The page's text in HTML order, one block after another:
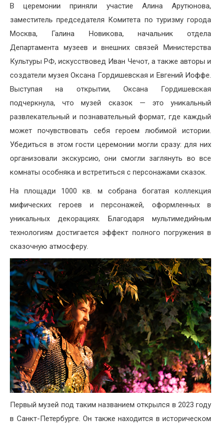
В церемонии приняли участие Алина Арутюнова,
заместитель председателя Комитета по туризму города
Москва, Галина Новикова, начальник отдела
Департамента музеев и внешних связей Министерства
Культуры РФ, искусствовед Иван Чечот, а также авторы и
создатели музея Оксана Гордишевская и Евгений Иоффе.
Выступая на открытии, Оксана Гордишевская
подчеркнула, что музей сказок — это уникальный
развлекательный и познавательный формат, где каждый
может почувствовать себя героем любимой истории.
Убедиться в этом гости церемонии могли сразу: для них
организовали экскурсию, они смогли заглянуть во все
комнаты особняка и встретиться с персонажами сказок.
На площади 1000 кв. м собрана богатая коллекция
мифических героев и персонажей, оформленных в
уникальных декорациях. Благодаря мультимедийным
технологиям достигается эффект полного погружения в
сказочную атмосферу.
Первый музей под таким названием открылся в 2023 году
в Санкт-Петербурге. Он также находится в историческом